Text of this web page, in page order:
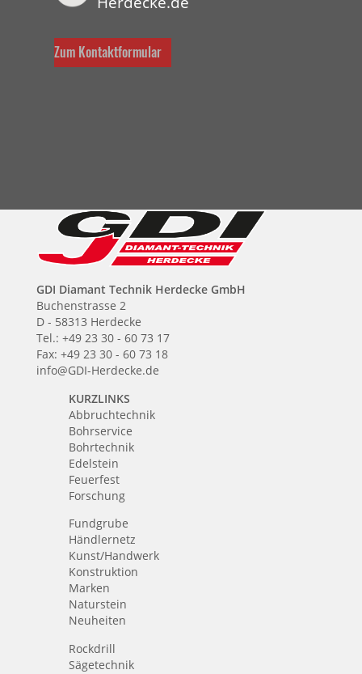
Zum Kontaktformular
GDI Diamant Technik Herdecke GmbH
Buchenstrasse 2
D - 58313 Herdecke
Tel.: +49 23 30 - 60 73 17
Fax: +49 23 30 - 60 73 18
info@GDI-Herdecke.de
KURZLINKS
Abbruchtechnik
Bohrservice
Bohrtechnik
Edelstein
Feuerfest
Forschung
Fundgrube
Händlernetz
Kunst/Handwerk
Konstruktion
Marken
Naturstein
Neuheiten
Rockdrill
Sägetechnik